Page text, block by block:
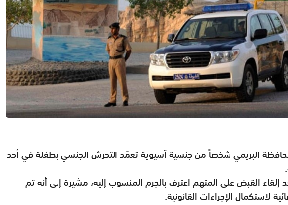
البريمي شخصاً من جنسية آسيوية تعمّد التحرش الجنسي بطفلة في أحد
إلقاء القبض على المتهم اعترف بالجرم المنسوب إليه، مشيرة إلى أنه تم
لاستكمال الإجراءات القانونية.